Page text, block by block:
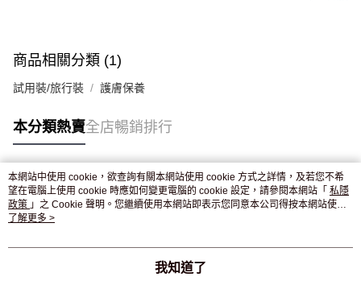
付款後門市自取，訂單確認後2-4個工作天到店，7天內取。逾期後
商品相關分類 (1)
試用裝/旅行裝 護膚保養
本分類熱賣全店暢銷排行
熱門標籤
熱銷排行
本網站中使用 cookie，欲查詢有關本網站使用 cookie 方式之詳情，及若您不希
望在電腦上使用 cookie 時應如何變更電腦的 cookie 設定，請參閱本網站「 私隱
政策 」之 Cookie 聲明。您繼續使用本網站即表示您同意本公司得按本網站使用
條款之 Cookie 聲明使用 cookie。
了解更多 >
我知道了